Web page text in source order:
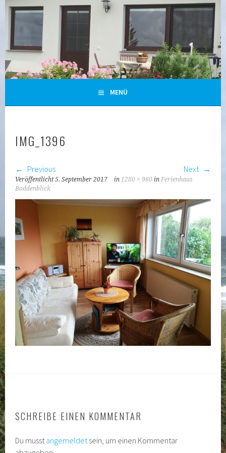
Zum
Inhalt
springenURLAUB IN GLOWE/POLCHOW AUF RÜGEN
MENÜ
IMG_1396
Previous Next
Veröffentlicht5. September 2017 in1280 × 960 inFerienhaus
Boddenblick
SCHREIBE EINEN KOMMENTAR
Du musstangemeldetsein, um einen Kommentar